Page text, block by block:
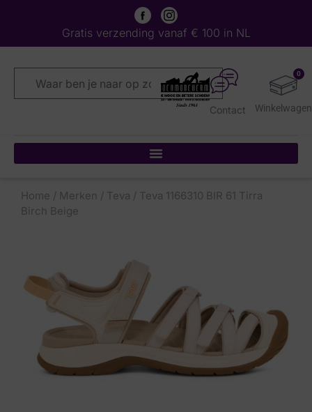
Gratis verzending vanaf € 100 in NL
0
Contact
Home / Merken / Teva / Teva 1166310 BIR 61 Tirra
Birch Beige